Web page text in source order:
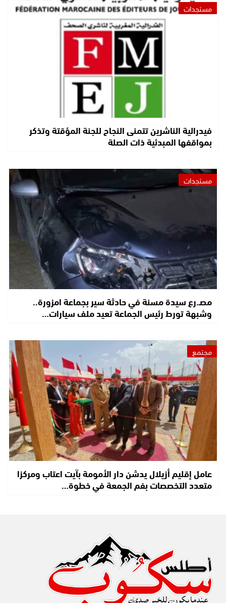
مستجدات
فيدرالية الناشرين تتمنى النجاح للجنة المؤقتة وتذكر
بمواقفها المبدئية ذات الصلة
مستجدات
مصـ.رع سيدة مسنة في حادثة سير بجماعة امزورة..
وشبهة تورط رئيس الجماعة تعيد ملف سيارات…
مجتمع
عامل إقليم أزيلال يدشن دار الأمومة بآيت اعتاب ومركزا
متعدد التخصصات بفم الجمعة في خطوة…